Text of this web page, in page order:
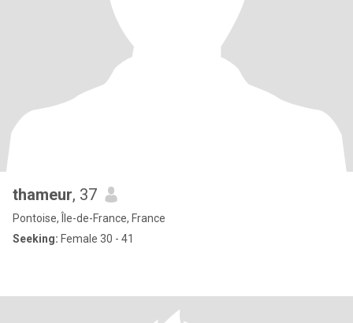
thameur, 37
Pontoise, Île-de-France, France
Seeking: Female 30 - 41